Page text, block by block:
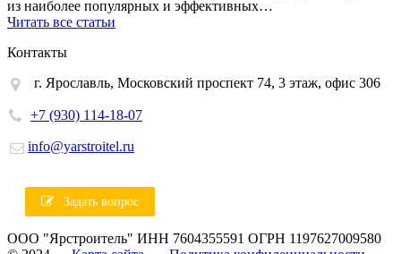
из наиболее популярных и эффективных…
Читать все статьи
Контакты
г. Ярославль, Московский проспект 74, 3 этаж, офис 306
+7 (930) 114-18-07
info@yarstroitel.ru
Задать вопрос
ООО "Ярстроитель" ИНН 7604355591 ОГРН 1197627009580